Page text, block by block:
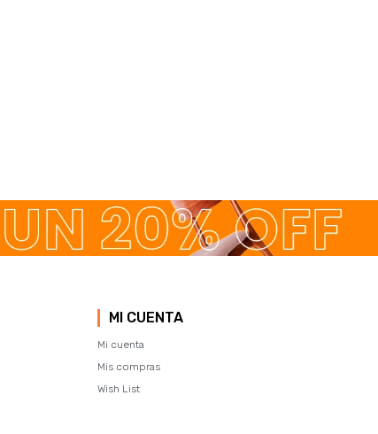
MI CUENTA
Mi cuenta
Mis compras
Wish List